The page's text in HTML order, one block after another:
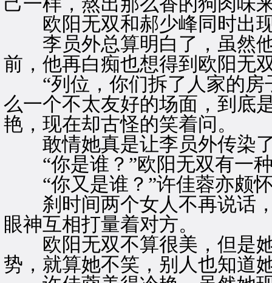
欧阳无双和郝少峰同时出
李员外总算明白了，虽然他
前，他再白痴也想得到欧阳无
“列位，你们拆了人家的房
么一个不太友好的场面，到底
艳，现在却古怪的笑着问。
敢情她真是让李员外传染
“你是谁？”欧阳无双有一种
“你又是谁？”许佳蓉亦颇
刹时间两个女人不再说话，
眼神互相打量着对方。
欧阳无双不算很美，但是她
势，就算她不笑，别人也知道